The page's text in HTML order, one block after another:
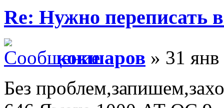
Re: Нужно переписать
кокшаров » 31
Без